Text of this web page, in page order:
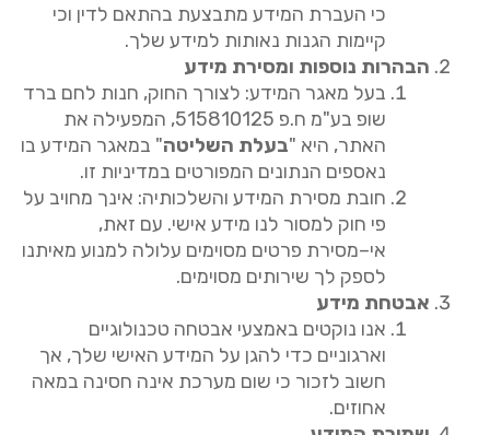
כי העברת המידע מתבצעת בהתאם לדין וכי
קיימות הגנות נאותות למידע שלך.
הבהרות נוספות ומסירת מידע
בעל מאגר המידע: לצורך החוק, חנות לחם ברד
שופ בע"מ ח.פ
המפעילה את
האתר, היא "בעלת השליטה" במאגר המידע בו
נאספים הנתונים המפורטים במדיניות זו.
חובת מסירת המידע והשלכותיה: אינך מחויב על
פי חוק למסור לנו מידע אישי. עם זאת,
אי–מסירת פרטים מסוימים עלולה למנוע מאיתנו
לספק לך שירותים מסוימים.
אבטחת מידע
אנו נוקטים באמצעי אבטחה טכנולוגיים
וארגוניים כדי להגן על המידע האישי שלך, אך
חשוב לזכור כי שום מערכת אינה חסינה במאה
אחוזים.